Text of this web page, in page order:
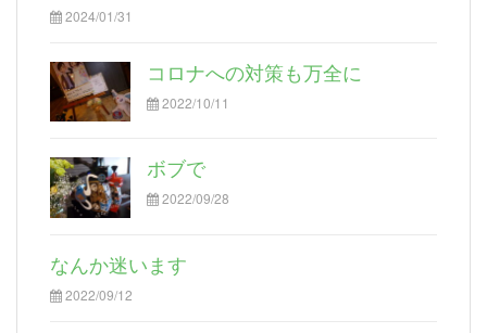
2024/01/31
コロナへの対策も万全に
2022/10/11
ボブで
2022/09/28
なんか迷います
2022/09/12